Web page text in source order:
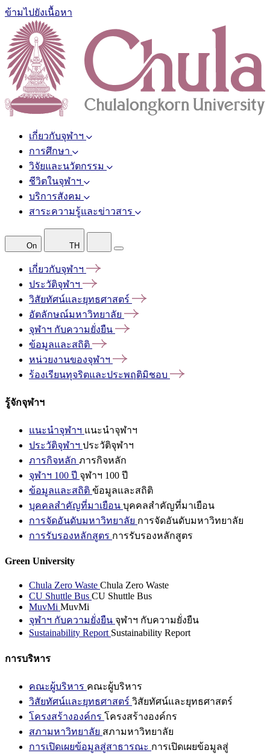
ข้ามไปยังเนื้อหา
เกี่ยวกับจุฬาฯ
การศึกษา
วิจัยและนวัตกรรม
ชีวิตในจุฬาฯ
บริการสังคม
สาระความรู้และข่าวสาร
On TH
เกี่ยวกับจุฬาฯ
ประวัติจุฬาฯ
วิสัยทัศน์และยุทธศาสตร์
อัตลักษณ์มหาวิทยาลัย
จุฬาฯ กับความยั่งยืน
ข้อมูลและสถิติ
หน่วยงานของจุฬาฯ
ร้องเรียนทุจริตและประพฤติมิชอบ
รู้จักจุฬาฯ
แนะนำจุฬาฯ แนะนำจุฬาฯ
ประวัติจุฬาฯ ประวัติจุฬาฯ
ภารกิจหลัก ภารกิจหลัก
จุฬาฯ 100 ปี จุฬาฯ 100 ปี
ข้อมูลและสถิติ ข้อมูลและสถิติ
บุคคลสำคัญที่มาเยือน บุคคลสำคัญที่มาเยือน
การจัดอันดับมหาวิทยาลัย การจัดอันดับมหาวิทยาลัย
การรับรองหลักสูตร การรับรองหลักสูตร
Green University
Chula Zero Waste Chula Zero Waste
CU Shuttle Bus CU Shuttle Bus
MuvMi MuvMi
จุฬาฯ กับความยั่งยืน จุฬาฯ กับความยั่งยืน
Sustainability Report Sustainability Report
การบริหาร
คณะผู้บริหาร คณะผู้บริหาร
วิสัยทัศน์และยุทธศาสตร์ วิสัยทัศน์และยุทธศาสตร์
โครงสร้างองค์กร โครงสร้างองค์กร
สภามหาวิทยาลัย สภามหาวิทยาลัย
การเปิดเผยข้อมูลสู่สาธารณะ การเปิดเผยข้อมูลสู่